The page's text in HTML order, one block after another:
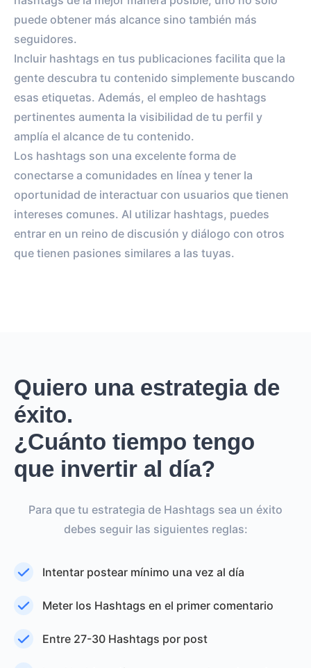
puede obtener más alcance sino también más
seguidores.
Incluir hashtags en tus publicaciones facilita que la
gente descubra tu contenido simplemente buscando
esas etiquetas. Además, el empleo de hashtags
pertinentes aumenta la visibilidad de tu perfil y
amplía el alcance de tu contenido.
Los hashtags son una excelente forma de
conectarse a comunidades en línea y tener la
oportunidad de interactuar con usuarios que tienen
intereses comunes. Al utilizar hashtags, puedes
entrar en un reino de discusión y diálogo con otros
que tienen pasiones similares a las tuyas.
Quiero una estrategia de
éxito.
¿Cuánto tiempo tengo
que invertir al día?
Para que tu estrategia de Hashtags sea un éxito
debes seguir las siguientes reglas:
Intentar postear mínimo una vez al día
Meter los Hashtags en el primer comentario
Entre 27-30 Hashtags por post